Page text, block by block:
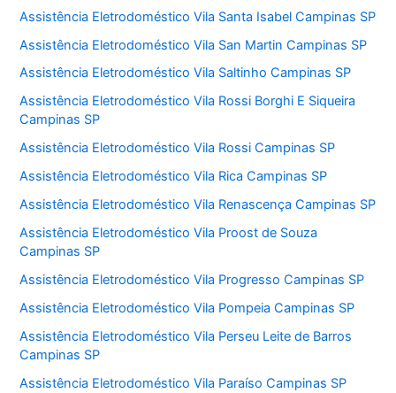
Assistência Eletrodoméstico Vila Santa Isabel Campinas SP
Assistência Eletrodoméstico Vila San Martin Campinas SP
Assistência Eletrodoméstico Vila Saltinho Campinas SP
Assistência Eletrodoméstico Vila Rossi Borghi E Siqueira
Campinas SP
Assistência Eletrodoméstico Vila Rossi Campinas SP
Assistência Eletrodoméstico Vila Rica Campinas SP
Assistência Eletrodoméstico Vila Renascença Campinas SP
Assistência Eletrodoméstico Vila Proost de Souza
Campinas SP
Assistência Eletrodoméstico Vila Progresso Campinas SP
Assistência Eletrodoméstico Vila Pompeia Campinas SP
Assistência Eletrodoméstico Vila Perseu Leite de Barros
Campinas SP
Assistência Eletrodoméstico Vila Paraíso Campinas SP